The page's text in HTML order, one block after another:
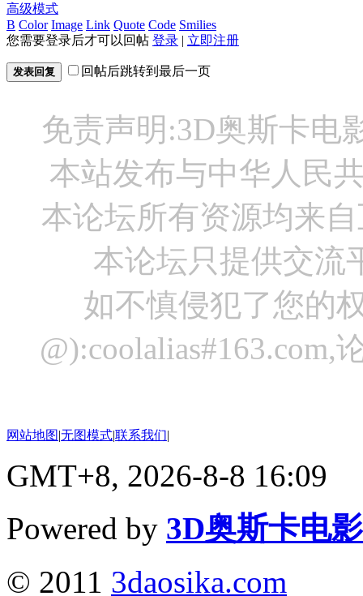
高级模式
B Color Image Link Quote Code Smilies
您需要登录后才可以回帖 登录 | 立即注册
发表回复 回帖后跳转到最后一页
免责声明:3D奥斯卡电
本站发布与中华人民
本论坛所有资源均来
本论坛只提供交流
如不慎侵犯了您的
网站地图|无图模式|联系我们|
GMT+8, 2026-8-8 16:09
Powered by 3D奥斯卡电
© 2011 3daosika.com